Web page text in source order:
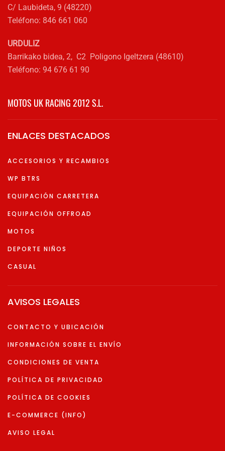
C/ Laubideta, 9 (48220)
Teléfono: 846 661 060
URDULIZ
Barrikako bidea, 2, C2 Poligono Igeltzera (48610)
Teléfono: 94 676 61 90
MOTOS UK RACING 2012 S.L.
ENLACES DESTACADOS
ACCESORIOS Y RECAMBIOS
WP BTRS
EQUIPACIÓN CARRETERA
EQUIPACIÓN OFFROAD
MOTOS
DEPORTE NIÑOS
CASUAL
AVISOS LEGALES
CONTACTO Y UBICACIÓN
INFORMACIÓN SOBRE EL ENVÍO
CONDICIONES DE VENTA
POLÍTICA DE PRIVACIDAD
POLÍTICA DE COOKIES
E-COMMERCE (INFO)
AVISO LEGAL